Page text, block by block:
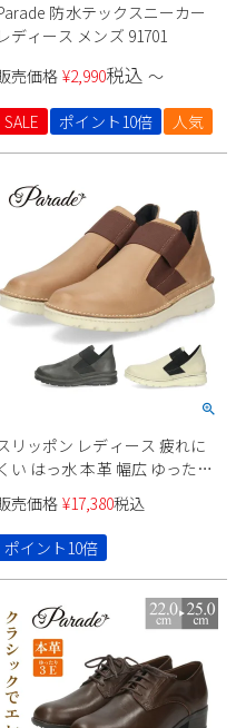
防水テックスニーカー
レディース メンズ 91701
売価格 ¥2,990税込 〜
SALE ポイント10倍 人気
リッポン レディース 疲れに
くい はっ水 本革 幅広 ゆったり
本製 コンフォートシューズ
軽量 靴 ブラック 黒 キャメル
イボリー 7307 パレード
売価格 ¥17,380税込
ポイント10倍